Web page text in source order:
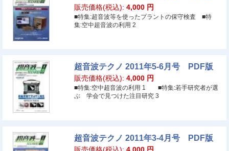
販売価格(税込): 4,000 円
■特集:超音波等を使ったプラントの保守検査 ■特
集:空中超音波の利用 2
超音波テクノ 2011年5-6月号 PDF版
販売価格(税込): 4,000 円
■特集:空中超音波の利用 1 ■特集:若手研究者が選
ぶ 学会で見つけた注目研究 3
超音波テクノ 2011年3-4月号 PDF版
販売価格(税込): 4,000 円